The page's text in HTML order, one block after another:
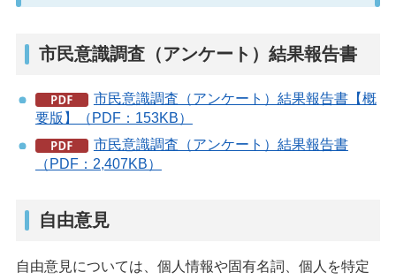
市民意識調査（アンケート）結果報告書
市民意識調査（アンケート）結果報告書【概
要版】（PDF：153KB）
市民意識調査（アンケート）結果報告書
（PDF：2,407KB）
自由意見
自由意見については、個人情報や固有名詞、個人を特定